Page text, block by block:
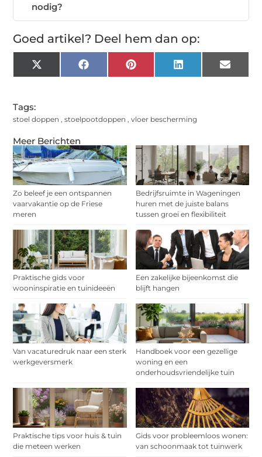
Meer Berichten
Zo beleef je een ontspannen
vaarvakantie op de Friese
meren
Bedrijfsruimte in Wageningen
huren met de juiste balans
tussen groei en flexibiliteit
Praktische gids voor
wooninspiratie en tuinideeën
Een zakelijke bijeenkomst die
blijft hangen
Van vacaturedruk naar een sterk
werkgeversmerk
Handboek voor een gezellige
woning en een
onderhoudsvriendelijke tuin
Praktische tips voor huis & tuin
die meteen werken
Gids voor probleemloos wonen:
van schoonmaak tot tuinwerk
nodig?
Goed artikel? Deel hem dan op:
X
(Twitter)
FacebookPinterest LinkedIn Email
Tags:
stoel doppen ,stoelpootdoppen ,vloer bescherming